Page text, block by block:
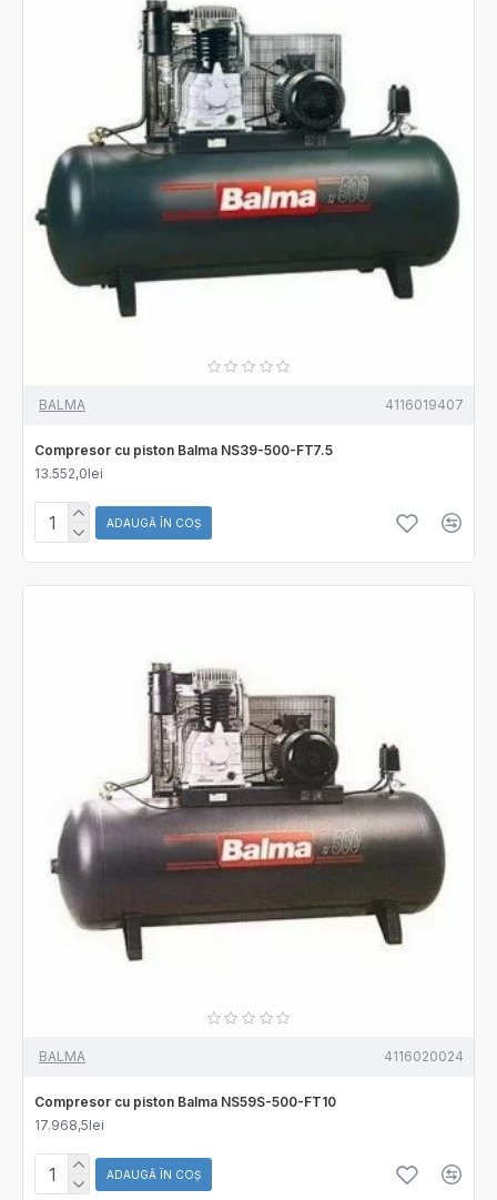
BALMA 4116019407
Compresor cu piston Balma NS39-500-FT7.5
13.552,0lei
ADAUGĂ ÎN COŞ
BALMA 4116020024
Compresor cu piston Balma NS59S-500-FT10
17.968,5lei
ADAUGĂ ÎN COŞ